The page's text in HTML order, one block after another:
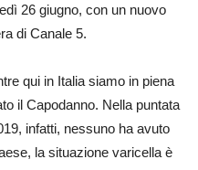
26 giugno, con un nuovo
di Canale 5.
qui in Italia siamo in piena
il Capodanno. Nella puntata
infatti, nessuno ha avuto
la situazione varicella è